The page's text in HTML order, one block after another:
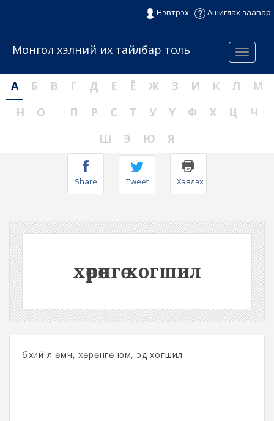
Нэвтрэх Ашиглах заавар
Menu
Монгол хэлний их тайлбар толь
А Б В Г Д Е Ё Ж З И К Л
М
Н
О П Р С Т У Ү Ф Х Ц
Ч
Ш
Э Ю Я
Share Tweet Хэвлэх
хөрөнгө хогшил
бүхий л өмч, хөрөнгө юм, эд хогшил